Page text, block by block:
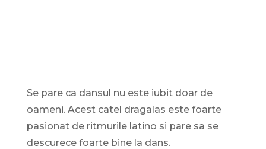
Se pare ca dansul nu este iubit doar de
oameni. Acest catel dragalas este foarte
pasionat de ritmurile latino si pare sa se
descurece foarte bine la dans.